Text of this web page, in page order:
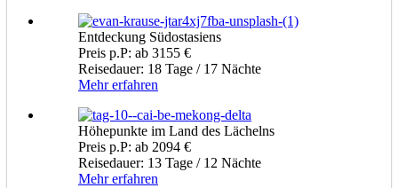
Entdeckung Südostasiens
Preis p.P: ab 3155 €
Reisedauer: 18 Tage / 17 Nächte
Mehr erfahren
Höhepunkte im Land des Lächelns
Preis p.P: ab 2094 €
Reisedauer: 13 Tage / 12 Nächte
Mehr erfahren